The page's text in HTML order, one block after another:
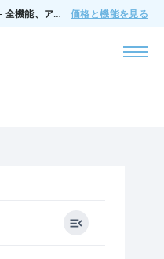
🔥月額$200でTenjinにフルアクセス - 全機能、アドオンなし、いつでもキャンセル可能。 価格と機能を見る